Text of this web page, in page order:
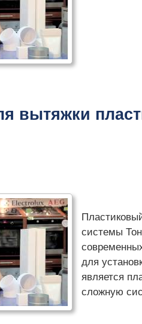
вытяжки
системы
для
является
сложную